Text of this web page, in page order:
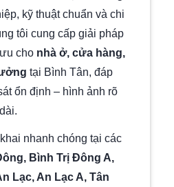
kỹ thuật chuẩn và chi
tôi cung cấp giải pháp
cho nhà ở, cửa hàng,
tại Bình Tân, đáp
ổn định – hình ảnh rõ
nhanh chóng tại các
Bình Trị Đông A,
Lạc, An Lạc A, Tân